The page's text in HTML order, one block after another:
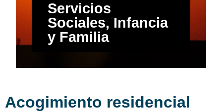
Servicios
Sociales, Infancia
y Familia
Acogimiento residencial